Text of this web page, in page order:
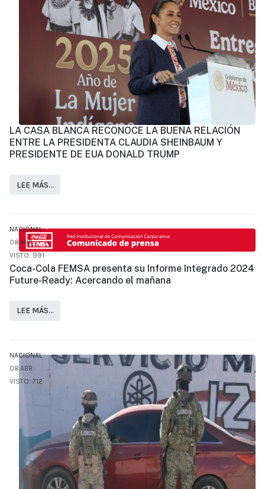
LA CASA BLANCA RECONOCE LA BUENA RELACIÓN
ENTRE LA PRESIDENTA CLAUDIA SHEINBAUM Y
PRESIDENTE DE EUA DONALD TRUMP
LEE MÁS…
NACIONAL
08.ABR
VISTO: 991
Coca-Cola FEMSA presenta su Informe Integrado 2024
Future-Ready: Acercando el mañana
LEE MÁS…
NACIONAL
08.ABR
VISTO: 712